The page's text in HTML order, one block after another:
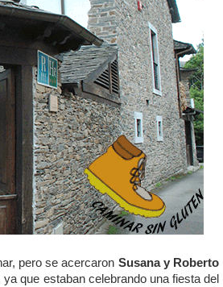
pero se acercaron Susana y Roberto
que estaban celebrando una fiesta del